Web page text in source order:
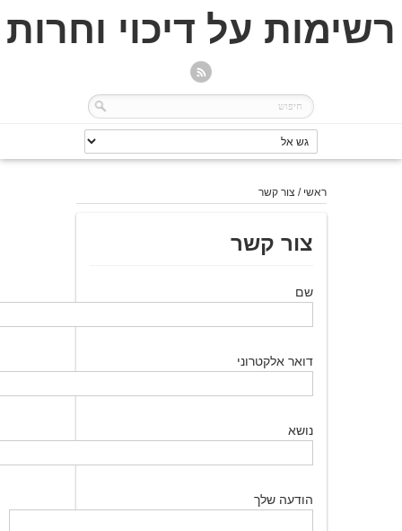
רשימות על דיכוי וחרות
ראשי / צור קשר
צור קשר
שם
דואר אלקטרוני
נושא
הודעה שלך